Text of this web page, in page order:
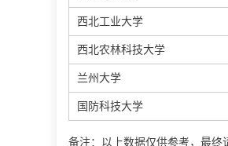
西北工业大学
西北农林科技大学
兰州大学
国防科技大学
备注：以上数据仅供参考，最终